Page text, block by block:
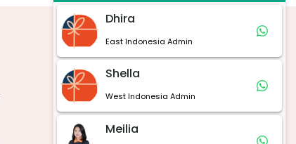
Marketplace
Dhira
East Indonesia Admin
Shella
West Indonesia Admin
Meilia